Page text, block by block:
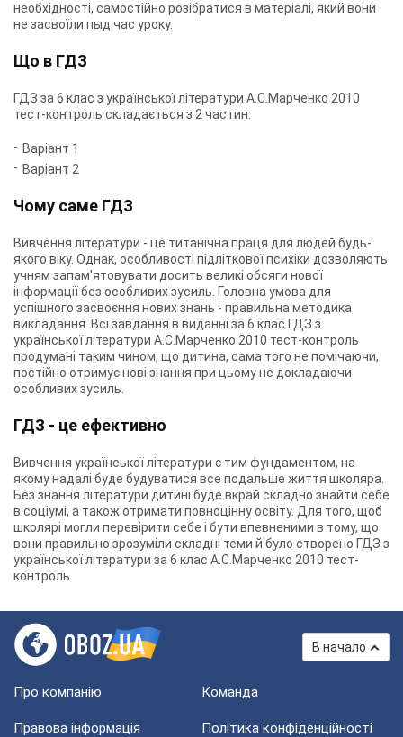
необхідності, самостійно розібратися в матеріалі, який вони
не засвоїли пыд час уроку.
Що в ГДЗ
ГДЗ за 6 клас з української літератури А.С.Марченко 2010
тест-контроль складається з 2 частин:
Варіант 1
Варіант 2
Чому саме ГДЗ
Вивчення літератури - це титанічна праця для людей будь-
якого віку. Однак, особливості підліткової психіки дозволяють
учням запам'ятовувати досить великі обсяги нової
інформації без особливих зусиль. Головна умова для
успішного засвоєння нових знань - правильна методика
викладання. Всі завдання в виданні за 6 клас ГДЗ з
української літератури А.С.Марченко 2010 тест-контроль
продумані таким чином, що дитина, сама того не помічаючи,
постійно отримує нові знання при цьому не докладаючи
особливих зусиль.
ГДЗ - це ефективно
Вивчення української літератури є тим фундаментом, на
якому надалі буде будуватися все подальше життя школяра.
Без знання літератури дитині буде вкрай складно знайти себе
в соціумі, а також отримати повноцінну освіту. Для того, щоб
школярі могли перевірити себе і бути впевненими в тому, що
вони правильно зрозуміли складні теми й було створено ГДЗ з
української літератури за 6 клас А.С.Марченко 2010 тест-
контроль.
В начало
Про компанію Команда
Правова інформація Політика конфіденційності